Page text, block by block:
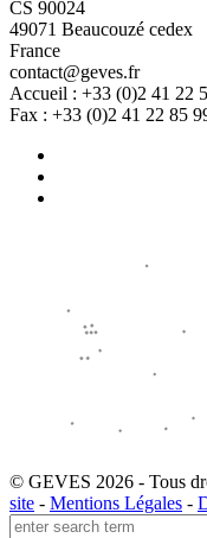
CS 90024
49071 Beaucouzé cedex
France
contact@geves.fr
Accueil : +33 (0)2 41 22
Fax : +33 (0)2 41 22 85
© GEVES 2026 - Tous
site - Mentions Légales -